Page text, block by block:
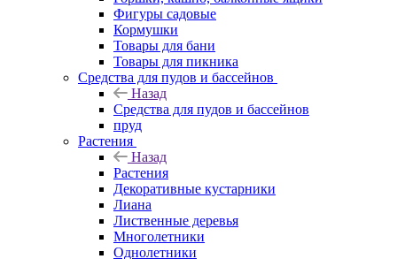
Фигуры садовые
Кормушки
Товары для бани
Товары для пикника
Средства для пудов и бассейнов
Назад
Средства для пудов и бассейнов
пруд
Растения
Назад
Растения
Декоративные кустарники
Лиана
Лиственные деревья
Многолетники
Однолетники